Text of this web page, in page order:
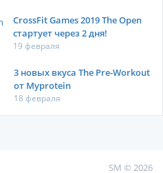
CrossFit Games 2019 The Open
стартует через 2 дня!
19 февраля
3 новых вкуса The Pre-Workout
от Myprotein
18 февраля
SM © 2026